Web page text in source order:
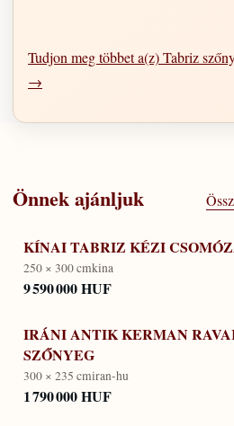
Tudjon meg többet a(z) Tabriz
→
Önnek ajánljuk
KÍNAI TABRIZ KÉZI
250 × 300 cmkina
9 590 000 HUF
IRÁNI ANTIK KERMAN
SZŐNYEG
300 × 235 cmiran-hu
1 790 000 HUF